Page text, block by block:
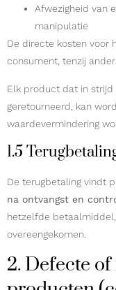
Afwezigheid van
manipulatie
De directe kosten voor
consument, tenzij
Elk product dat in
geretourneerd, kan
waardevermindering
1.5
De terugbetaling vindt
na ontvangst en
hetzelfde
overeengekomen.
2. Defecte